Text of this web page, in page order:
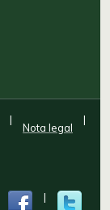
|
Nota legal
|
|